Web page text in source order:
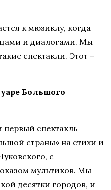
к мюзиклу, когда
и диалогами. Мы
спектакли. Этот –
Большого
спектакль
страны» на стихи и
с
мультиков. Мы
десятки городов, и